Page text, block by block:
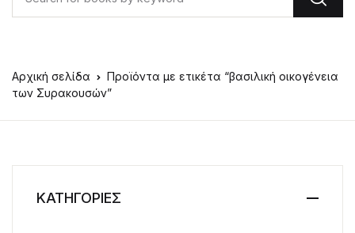
Αρχική σελίδα
Προϊόντα με ετικέτα “βασιλική οικογένεια
των Συρακουσών”
ΚΑΤΗΓΟΡΙΕΣ